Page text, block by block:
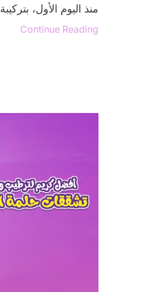
منذ اليوم الأول، بتركيبة
Continue Reading